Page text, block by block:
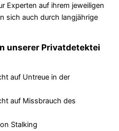
Experten auf ihrem jeweiligen
sich auch durch langjährige
unserer Privatdetektei
auf Untreue in der
auf Missbrauch des
Stalking